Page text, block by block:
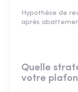
Hypothèse de
après
Quelle
votre